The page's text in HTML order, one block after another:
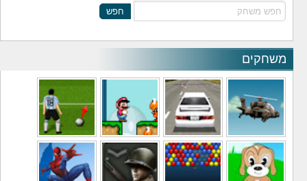
חפש
משחקים
משחקי מסוקים משחקי מכוניות משחקי סופר מריו משחקי כדורגל